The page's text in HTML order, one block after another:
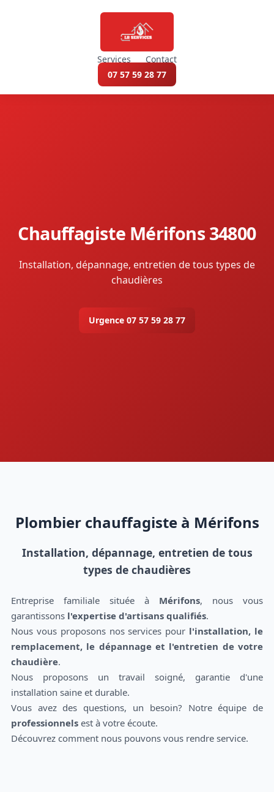
Services
Contact
07 57 59 28 77
Chauffagiste Mérifons 34800
Installation, dépannage, entretien de tous types de
chaudières
Urgence 07 57 59 28 77
Plombier chauffagiste à Mérifons
Installation, dépannage, entretien de tous
types de chaudières
Entreprise familiale située à Mérifons, nous vous
garantissons l'expertise d'artisans qualifiés.
Nous vous proposons nos services pour l'installation, le
remplacement, le dépannage et l'entretien de votre
chaudière.
Nous proposons un travail soigné, garantie d'une
installation saine et durable.
Vous avez des questions, un besoin? Notre équipe de
professionnelsest à votre écoute.
Découvrez comment nous pouvons vous rendre service.